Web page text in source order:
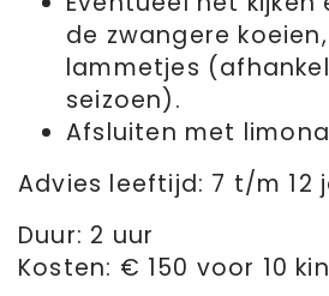
de zwangere
lammetjes
seizoen).
Afsluiten met
Advies leeftijd: 7 t/m 12
Duur: 2 uur
Kosten: € 150 voor 10